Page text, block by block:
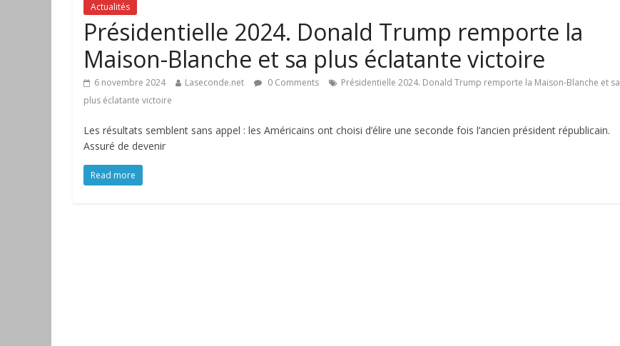
Actualités
Présidentielle 2024. Donald Trump remporte la
Maison-Blanche et sa plus éclatante victoire
6 novembre 2024 Laseconde.net 0 Comments
Présidentielle 2024. Donald Trump remporte la Maison-Blanche et sa
plus éclatante victoire
Les résultats semblent sans appel : les Américains ont choisi d’élire une seconde fois l’ancien président républicain.
Assuré de devenir
Read more